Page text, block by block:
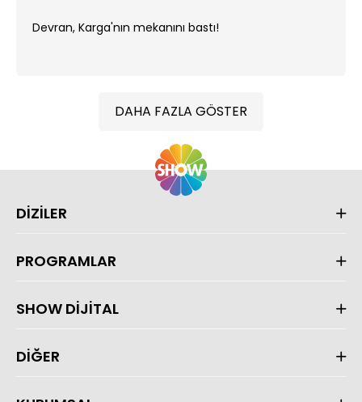
Devran, Karga'nın mekanını bastı!
DAHA FAZLA GÖSTER
DİZİLER
PROGRAMLAR
SHOW DİJİTAL
DİĞER